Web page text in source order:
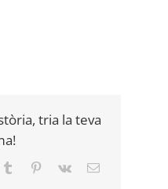
tria la teva
Tumblr Pinterest
Vk Email: